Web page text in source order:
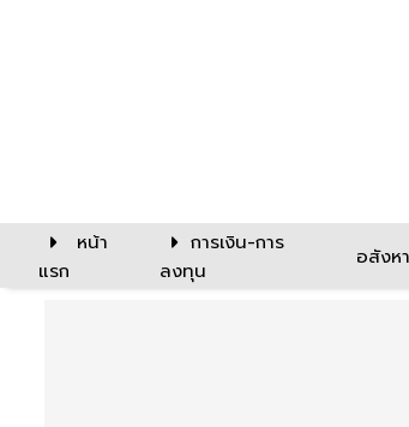
หน้า
แรก
การเงิน-การ
ลงทุน
อสังห